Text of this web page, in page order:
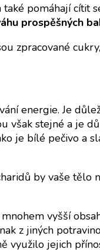
pomáhají cítit
prospěšných
zpracované
energie. Je
však stejné a je
je bílé pečivo a
by vaše tělo
vyšší
z jiných
využilo jejich